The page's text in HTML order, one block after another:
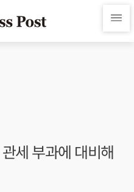
세 부과에 대비해